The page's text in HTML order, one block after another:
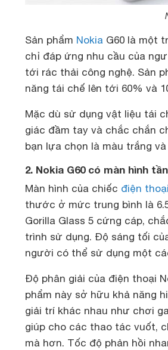
Sản phẩm Nokia G60 là một
chỉ đáp ứng nhu cầu của
tới rác thải công nghệ. Sản
năng tái chế lên tới 60% và
Mặc dù sử dụng vật liệu tái
giác đầm tay và chắc chắn
bạn lựa chọn là màu trắng
2. Nokia G60 có màn hình
Màn hình của chiếc điện
thước ở mức trung bình là
Gorilla Glass 5 cứng cáp,
trình sử dụng. Độ sáng tối
người có thể sử dụng một
Độ phân giải của điện thoại
phẩm này sở hữu khả năng
giải trí khác nhau như chơi
giúp cho các thao tác vuốt,
mà hơn. Tốc độ phản hồi